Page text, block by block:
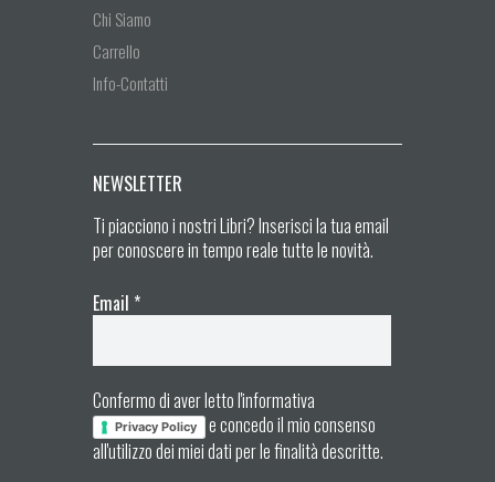
Chi Siamo
Carrello
Info-Contatti
NEWSLETTER
Ti piacciono i nostri Libri? Inserisci la tua email
per conoscere in tempo reale tutte le novità.
Email *
Confermo di aver letto l'informativa
Privacy Policy
e concedo il mio consenso
all'utilizzo dei miei dati per le finalità descritte.